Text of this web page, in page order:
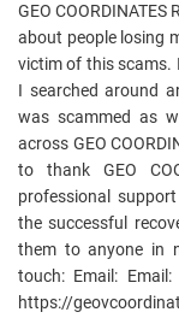
GEO
about people losing
victim of this scams.
I searched around
was scammed as
across GEO
to thank GEO
professional
the successful
them to anyone in
touch: Email: Email:
https://